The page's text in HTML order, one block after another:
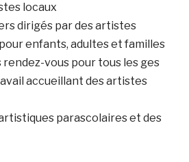
locaux
dirigés par des artistes
enfants, adultes et familles
rendez-vous pour tous les ges
accueillant des artistes
parascolaires et des